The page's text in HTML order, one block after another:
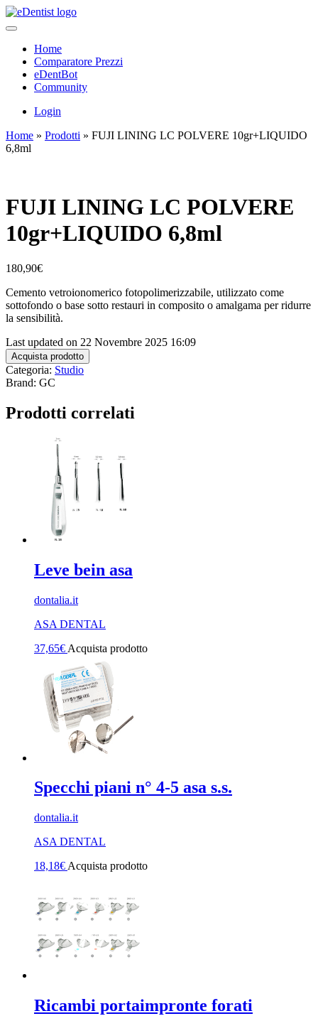
Home
Comparatore Prezzi
eDentBot
Community
Login
Home » Prodotti » FUJI LINING LC POLVERE 10gr+LIQUIDO
6,8ml
FUJI LINING LC POLVERE
10gr+LIQUIDO 6,8ml
180,90€
Cemento vetroionomerico fotopolimerizzabile, utilizzato come
sottofondo o base sotto restauri in composito o amalgama per ridurre
la sensibilità.
Last updated on 22 Novembre 2025 16:09
Acquista prodotto
Categoria: Studio
Brand: GC
Prodotti correlati
Leve bein asa
dontalia.it
ASA DENTAL
37,65€ Acquista prodotto
Specchi piani n° 4-5 asa s.s.
dontalia.it
ASA DENTAL
18,18€ Acquista prodotto
Ricambi portaimpronte forati